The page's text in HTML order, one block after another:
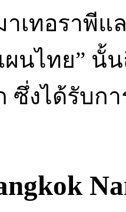
เทอราพีแ
ผนไทย” นั้
ซึ่งได้รับก